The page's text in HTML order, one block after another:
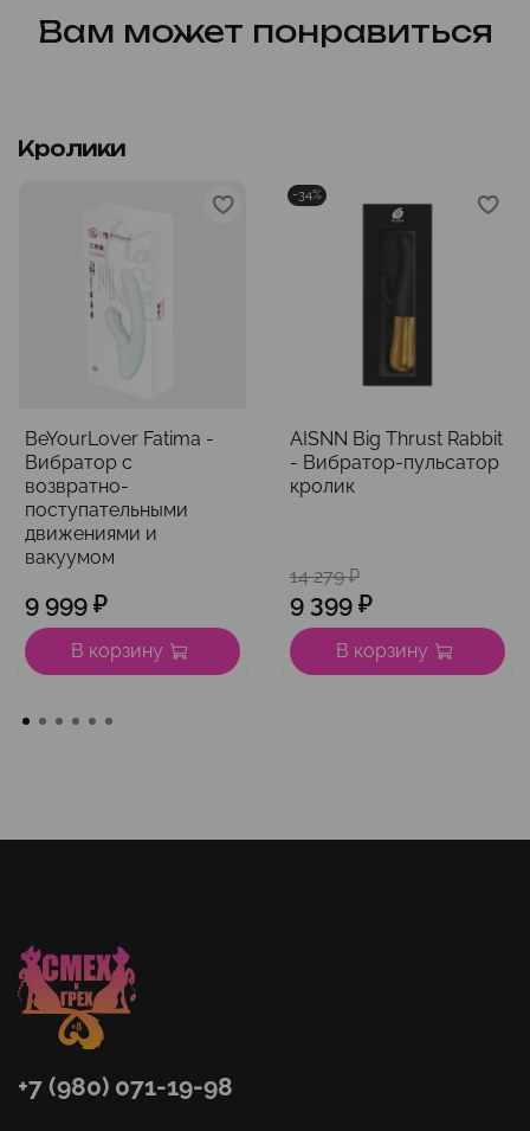
Вам может понравиться
Кролики
BeYourLover Fatima -
Вибратор с
возвратно-
поступательными
движениями и
вакуумом
9 999 ₽
В корзину
-34%
AISNN Big Thrust Rabbit
- Вибратор-пульсатор
кролик
14 279 ₽
9 399 ₽
В корзину
+7 (980) 071-19-98